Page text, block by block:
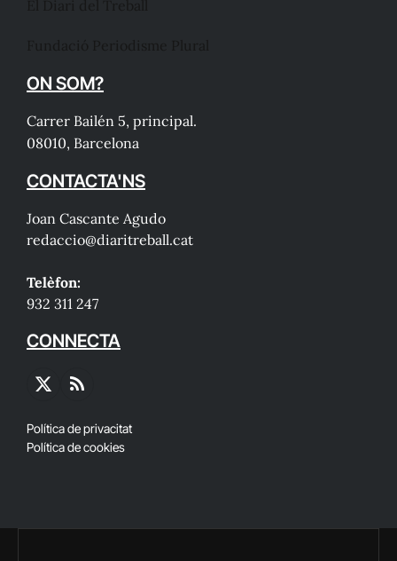
ON SOM?
Carrer Bailén 5, principal.
08010, Barcelona
CONTACTA'NS
Joan Cascante Agudo
redaccio@diaritreball.cat
Telèfon:
932 311 247
CONNECTA
X
RSS
Política de privacitat
Política de cookies